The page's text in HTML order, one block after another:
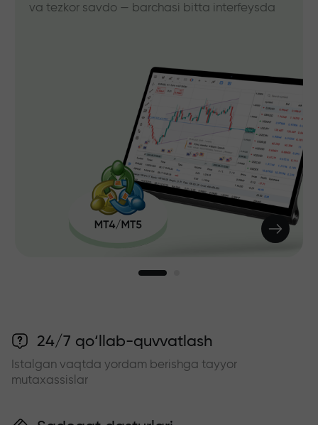
va tezkor savdo — barchasi bitta interfeysda
24/7 qo‘llab-quvvatlash
Istalgan vaqtda yordam berishga tayyor
mutaxassislar